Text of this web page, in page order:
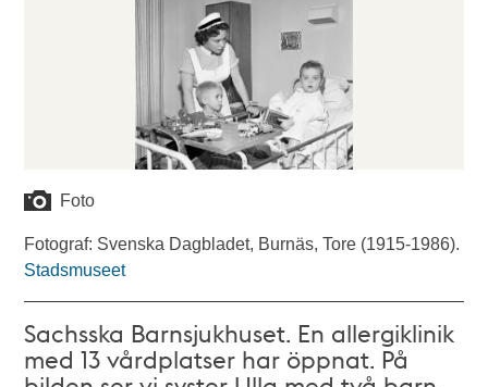
Foto
Fotograf: Svenska Dagbladet, Burnäs, Tore (1915-1986).
Stadsmuseet
Sachsska Barnsjukhuset. En allergiklinik
med 13 vårdplatser har öppnat. På